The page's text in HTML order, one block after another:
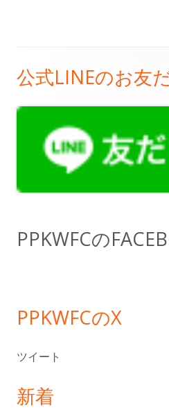
メ
イ
イ
ド
公式LINEのお友
PPKWFCの
PPKWFCのX
ツイート
新着